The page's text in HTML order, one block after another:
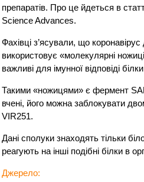
препаратів. Про це йдеться в
Science Advances.
Фахівці з’ясували, що
використовує «молекулярні
важливі для імунної відповіді
Такими «ножицями» є фермент
вчені, його можна заблокувати
VIR251.
Дані сполуки знаходять тільки
реагують на інші подібні білки в
Джерело: